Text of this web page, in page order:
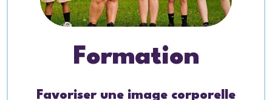
Formation
Favoriser une image corporelle